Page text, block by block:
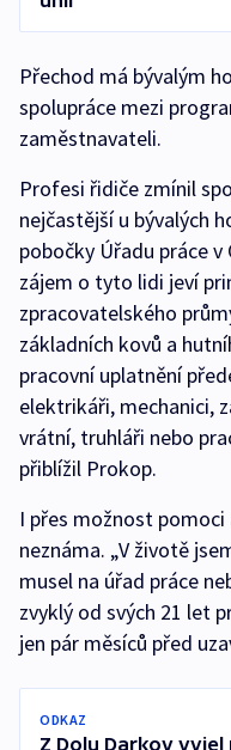
Přechod má bývalým
spolupráce mezi
zaměstnavateli.
Profesi řidiče zmínil
nejčastější u bývalých
pobočky Úřadu práce
zájem o tyto lidi jeví
zpracovatelského
základních kovů a
pracovní uplatnění
elektrikáři, mechanici,
vrátní, truhláři nebo
přiblížil Prokop.
I přes možnost
neznáma. „V životě
musel na úřad práce
zvyklý od svých 21 let
jen pár měsíců před
ODKAZ
Z Dolu Darkov